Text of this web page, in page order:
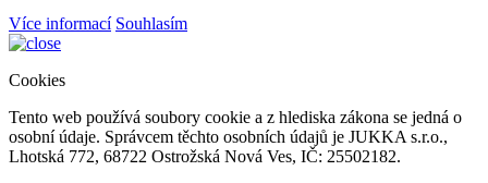
Více informací Souhlasím
Cookies
Tento web používá soubory cookie a z hlediska zákona se jedná o
osobní údaje. Správcem těchto osobních údajů je JUKKA s.r.o.,
Lhotská 772, 68722 Ostrožská Nová Ves, IČ: 25502182.